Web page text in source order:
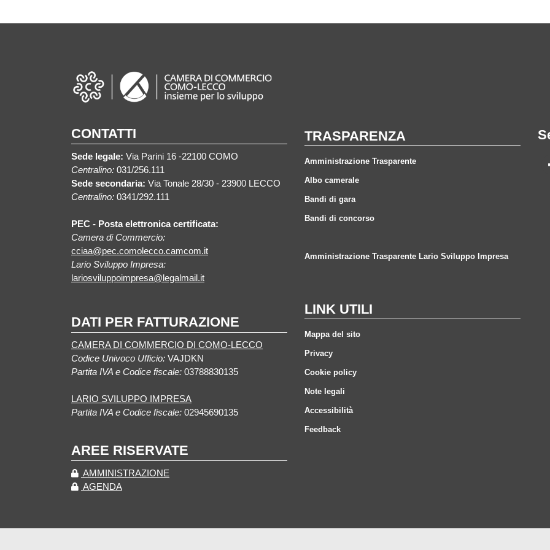
CONTATTI
Sede legale: Via Parini 16 -22100 COMO
Centralino: 031/256.111
Sede secondaria: Via Tonale 28/30 - 23900 LECCO
Centralino: 0341/292.111
PEC - Posta elettronica certificata:
Camera di Commercio:
cciaa@pec.comolecco.camcom.it
Lario Sviluppo Impresa:
lariosviluppoimpresa@legalmail.it
DATI PER FATTURAZIONE
CAMERA DI COMMERCIO DI COMO-LECCO
Codice Univoco Ufficio: VAJDKN
Partita IVA e Codice fiscale: 03788830135
LARIO SVILUPPO IMPRESA
Partita IVA e Codice fiscale: 02945690135
AREE RISERVATE
AMMINISTRAZIONE
AGENDA
TRASPARENZA
Amministrazione Trasparente
Albo camerale
Bandi di gara
Bandi di concorso
Amministrazione Trasparente Lario Sviluppo Impresa
LINK UTILI
Mappa del sito
Privacy
Cookie policy
Note legali
Accessibilità
Feedback